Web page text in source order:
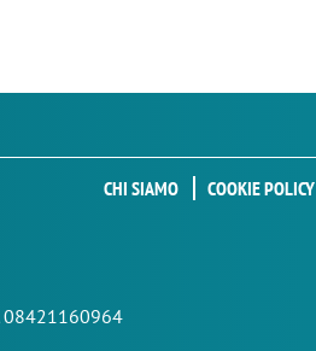
CHI SIAMO COOKIE POLICY
08421160964